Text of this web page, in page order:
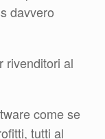
davvero
rivenditori al
come se
tutti al